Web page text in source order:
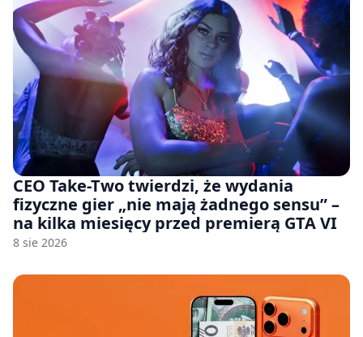
CEO Take-Two twierdzi, że wydania
fizyczne gier „nie mają żadnego sensu” –
na kilka miesięcy przed premierą GTA VI
8 sie 2026